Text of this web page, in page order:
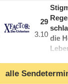
29
3.10 die
alle